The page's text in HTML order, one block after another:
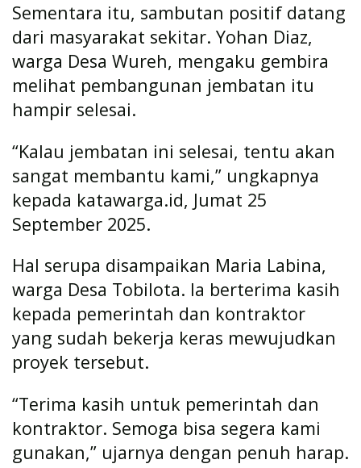
Sementara itu, sambutan positif datang
dari masyarakat sekitar. Yohan Diaz,
warga Desa Wureh, mengaku gembira
melihat pembangunan jembatan itu
hampir selesai.
“Kalau jembatan ini selesai, tentu akan
sangat membantu kami,” ungkapnya
kepada katawarga.id, Jumat 25
September 2025.
Hal serupa disampaikan Maria Labina,
warga Desa Tobilota. Ia berterima kasih
kepada pemerintah dan kontraktor
yang sudah bekerja keras mewujudkan
proyek tersebut.
“Terima kasih untuk pemerintah dan
kontraktor. Semoga bisa segera kami
gunakan,” ujarnya dengan penuh harap.